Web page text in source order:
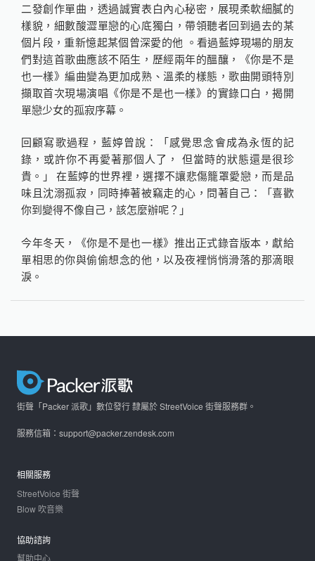
二發創作單曲，透過誠實表白內心秘密，展現柔軟細膩的
樣貌，細數酸澀單戀的心底獨白，帶領聽者回到過去的某
個片段，重新憶起某個曾深愛的他 。看過藍婷現場的朋友
們對這首歌曲應該不陌生，歷經兩年的醞釀，《你是不是
也一樣》編曲變為更加成熟、溫柔的樣態，歌曲開頭特別
擷取首次現場演唱《你是不是也一樣》的實錄口白，揭開
單戀少女的孤寂序幕。
回顧寫歌過程，藍婷曾說：「感覺思念會成為永恆的記
錄，或許你不再愛著那個人了， 但當時的狀態還是很珍
貴。」 在藍婷的世界裡，選擇不讓悲傷籠罩愛戀，而是品
味且沈溺孤寂，同時捧著被竊走的心，問著自己：「喜歡
你到變得不像自己，該怎麼辦呢？」
今年冬天，《你是不是也一樣》推出正式錄音版本，獻給
單相思的你與偷偷想念的他，以及夜裡悄悄滑落的那滴眼
淚。
街聲「Packer 派歌」數位發行 隸屬於 StreetVoice 街聲服務群。
服務信箱：support@packer.zendesk.com
相關服務
StreetVoice 街聲
Blow 吹音樂
協助諮詢
幫助中心